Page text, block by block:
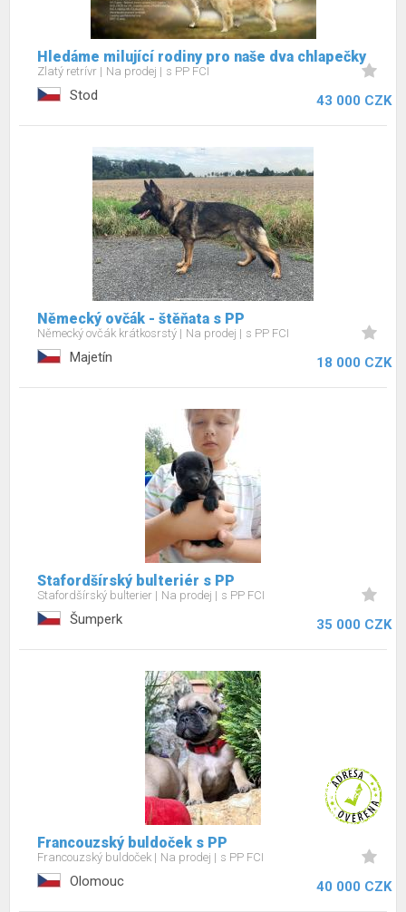
Hledáme milující rodiny pro naše dva chlapečky
Zlatý retrívr Na prodej s PP FCI
Stod 43 000 CZK
Německý ovčák - štěňata s PP
Německý ovčák krátkosrstý Na prodej s PP FCI
Majetín 18 000 CZK
Stafordšírský bulteriér s PP
Stafordšírský bulterier Na prodej s PP FCI
Šumperk 35 000 CZK
Francouzský buldoček s PP
Francouzský buldoček Na prodej s PP FCI
Olomouc 40 000 CZK